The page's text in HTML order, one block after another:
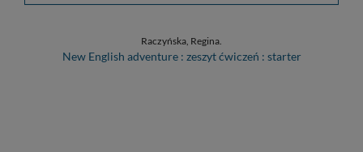
Raczyńska, Regina.
New English adventure : zeszyt ćwiczeń : starter